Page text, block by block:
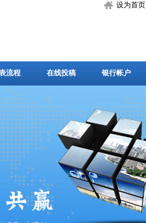
设为首页
流程 在线投稿 银行帐户